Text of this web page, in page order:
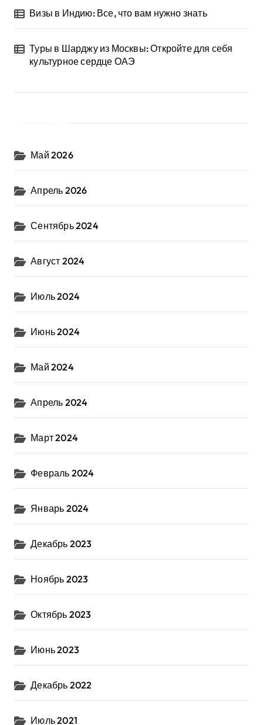
Визы в Индию: Все, что вам нужно знать
Туры в Шарджу из Москвы: Откройте для себя
культурное сердце ОАЭ
Май 2026
Апрель 2026
Сентябрь 2024
Август 2024
Июль 2024
Июнь 2024
Май 2024
Апрель 2024
Март 2024
Февраль 2024
Январь 2024
Декабрь 2023
Ноябрь 2023
Октябрь 2023
Июнь 2023
Декабрь 2022
Июль 2021